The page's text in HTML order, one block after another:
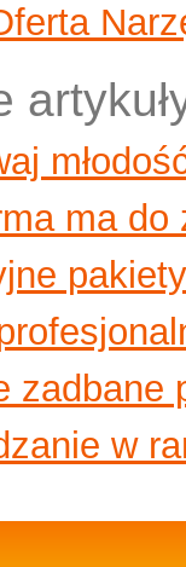
ma do
zadbane
w